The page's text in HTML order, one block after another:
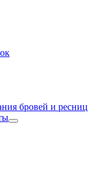
бровей и ресниц